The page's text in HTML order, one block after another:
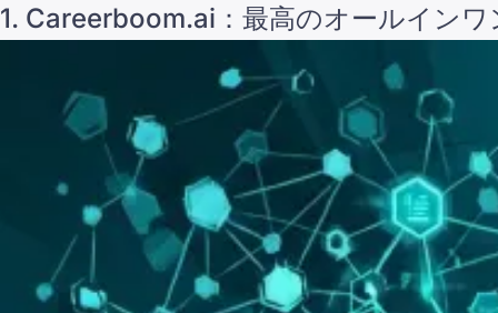
1. Careerboom.ai：最高のオールイン